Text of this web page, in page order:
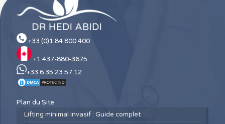
+33 (0)1 84 800 400
+1 437-880-3675
+33 6 35 23 57 12
Plan du Site
Lifting minimal invasif : Guide complet